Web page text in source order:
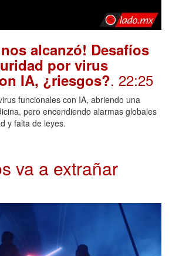
alcanzó! Desafíos
por virus
IA, ¿riesgos?. 22:25
funcionales con IA, abriendo una
pero encendiendo alarmas globales
y falta de leyes.
va a extrañar